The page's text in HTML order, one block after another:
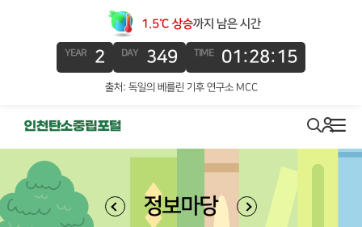
1.5℃ 상승까지 남은 시간
YEAR 2 DAY 349 TIME 01:28:15
출처: 독일의 베를린 기후 연구소 MCC
search
로그인
메뉴
정보마당